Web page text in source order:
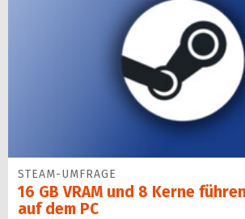
STEAM-UMFRAGE
16 GB VRAM und 8 Kerne
auf dem PC